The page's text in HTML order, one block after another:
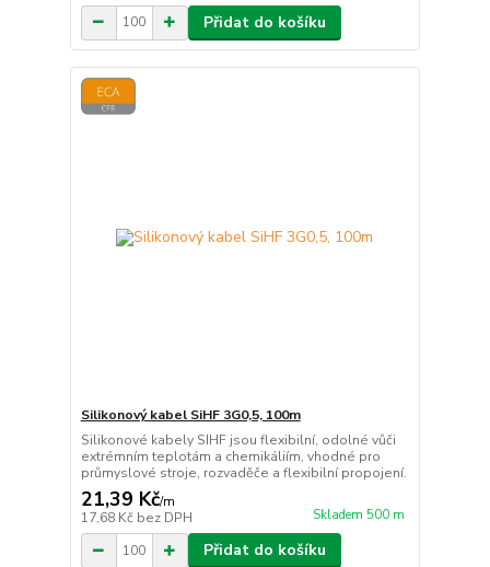
Přidat do košíku
Silikonový kabel SiHF 3G0,5, 100m
Silikonové kabely SIHF jsou flexibilní, odolné vůči
extrémním teplotám a chemikáliím, vhodné pro
průmyslové stroje, rozvaděče a flexibilní propojení.
21,39 Kč/m
17,68 Kč bez DPH Skladem 500 m
Přidat do košíku